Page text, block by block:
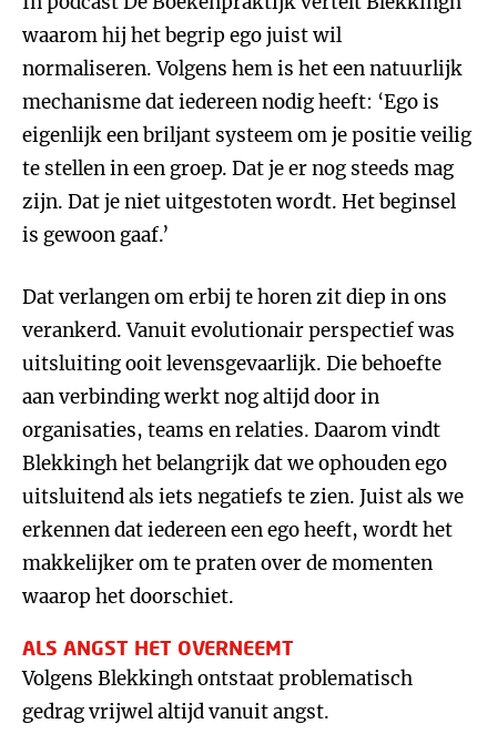
waarom hij het begrip ego juist wil
normaliseren. Volgens hem is het een natuurlijk
mechanisme dat iedereen nodig heeft: ‘Ego is
eigenlijk een briljant systeem om je positie veilig
te stellen in een groep. Dat je er nog steeds mag
zijn. Dat je niet uitgestoten wordt. Het beginsel
is gewoon gaaf.’
Dat verlangen om erbij te horen zit diep in ons
verankerd. Vanuit evolutionair perspectief was
uitsluiting ooit levensgevaarlijk. Die behoefte
aan verbinding werkt nog altijd door in
organisaties, teams en relaties. Daarom vindt
Blekkingh het belangrijk dat we ophouden ego
uitsluitend als iets negatiefs te zien. Juist als we
erkennen dat iedereen een ego heeft, wordt het
makkelijker om te praten over de momenten
waarop het doorschiet.
ALS ANGST HET OVERNEEMT
Volgens Blekkingh ontstaat problematisch
gedrag vrijwel altijd vanuit angst.